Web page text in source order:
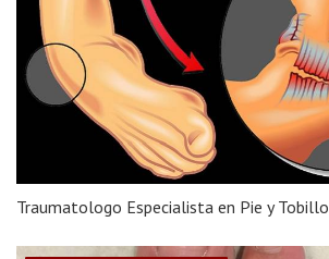
Traumatologo Especialista en Pie y Tobillo